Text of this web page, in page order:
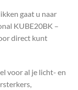
gaat u naar
KUBE20BK –
direct kunt
voor al je licht- en